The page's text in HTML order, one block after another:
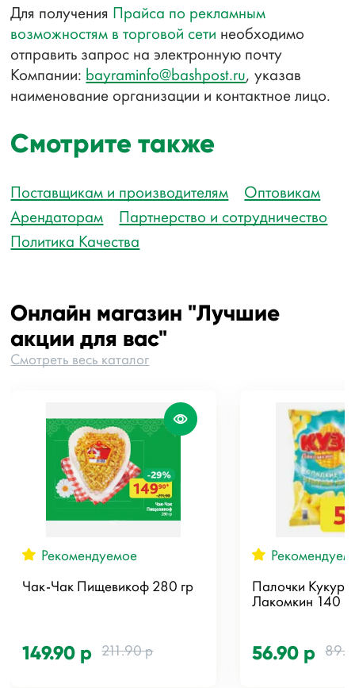
Для получения Прайса по рекламным
возможностям в торговой сети необходимо
отправить запрос на электронную почту
Компании: bayraminfo@bashpost.ru, указав
наименование организации и контактное лицо.
Смотрите также
Поставщикам и производителям
Оптовикам
Арендаторам
Партнерство и сотрудничество
Политика Качества
Онлайн магазин "Лучшие
акции для вас"
Смотреть весь каталог
Рекомендуемое
Чак-Чак Пищевикоф 280 гр
149.90 р 211.90 р
Палочки
Лакомкин 140
56.90 р